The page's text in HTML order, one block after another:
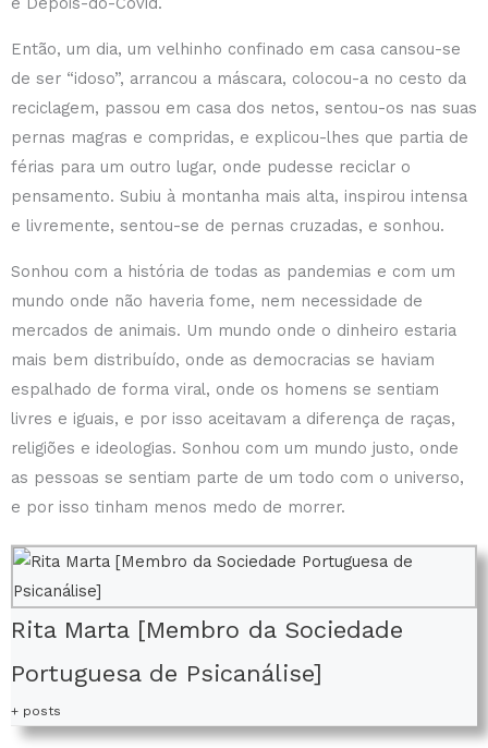
Então, um dia, um velhinho confinado em casa cansou-se
de ser “idoso”, arrancou a máscara, colocou-a no cesto da
reciclagem, passou em casa dos netos, sentou-os nas suas
pernas magras e compridas, e explicou-lhes que partia de
férias para um outro lugar, onde pudesse reciclar o
pensamento. Subiu à montanha mais alta, inspirou intensa
e livremente, sentou-se de pernas cruzadas, e sonhou.
Sonhou com a história de todas as pandemias e com um
mundo onde não haveria fome, nem necessidade de
mercados de animais. Um mundo onde o dinheiro estaria
mais bem distribuído, onde as democracias se haviam
espalhado de forma viral, onde os homens se sentiam
livres e iguais, e por isso aceitavam a diferença de raças,
religiões e ideologias. Sonhou com um mundo justo, onde
as pessoas se sentiam parte de um todo com o universo,
e por isso tinham menos medo de morrer.
Rita Marta [Membro da Sociedade
Portuguesa de Psicanálise]
+ posts